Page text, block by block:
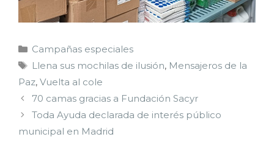
Campañas especiales
Llena sus mochilas de ilusión, Mensajeros de la
Paz, Vuelta al cole
70 camas gracias a Fundación Sacyr
Toda Ayuda declarada de interés público
municipal en Madrid